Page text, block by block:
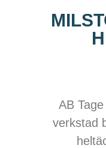
AB
verkstad